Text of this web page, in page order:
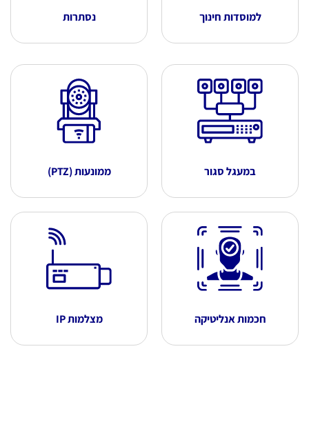
למוסדות חינוך נסתרות
במעגל סגור ממונעות (PTZ)
חכמות אנליטיקה מצלמות IP